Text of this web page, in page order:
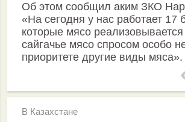
Об этом сообщил аким ЗКО
«На сегодня у нас работает 17
которые мясо
сайгачье мясо спросом особо
приоритете другие виды мяса».
В Казахстане